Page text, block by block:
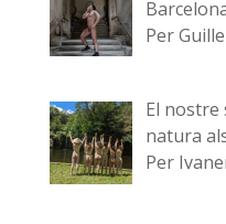
Per
El nostre
natura
Per